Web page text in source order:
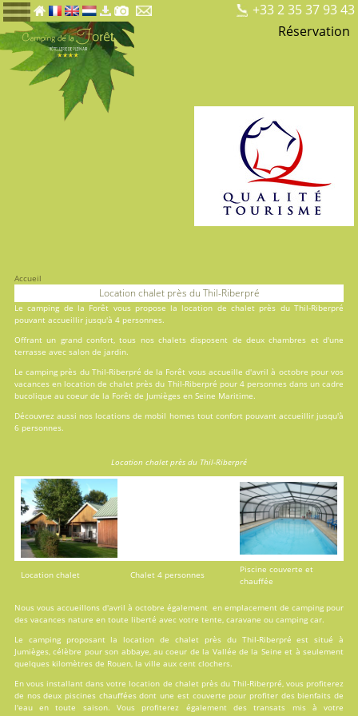
+33 2 35 37 93 43
Réservation
Accueil
Location chalet près du Thil-Riberpré
Lecamping de la Forêt vous propose la location de chalet près du Thil-Riberpré
pouvant accueillir jusqu'à 4 personnes.
Offrant un grand confort, tous nos chalets disposent de deux chambres et d'une
terrasse avec salon de jardin.
Le camping près du Thil-Riberpré de la Forêt vous accueille d'avril à octobre pour vos
vacances en location de chalet près du Thil-Riberpré pour 4 personnes dans un cadre
bucolique au coeur de la Forêt de Jumièges en Seine Maritime.
Découvrez aussi nos locations de mobil homestout confort pouvant accueillir jusqu'à
6 personnes.
Location chalet près du Thil-Riberpré
Location chalet Chalet 4 personnes
Piscine couverte et
chauffée
Nous vous accueillons d'avril à octobre également en emplacement de camping pour
des vacances nature en toute liberté avec votre tente, caravane ou camping car.
Le camping proposant la location de chalet près du Thil-Riberpré est situé à
Jumièges, célèbre pour son abbaye, au coeur de la Vallée de la Seine et à seulement
quelques kilomètres de Rouen, la ville aux cent clochers.
En vous installant dans votre location de chalet près du Thil-Riberpré, vous profiterez
de nos deux piscines chauffées dont une est couverte pour profiter des bienfaits de
l'eau en toute saison. Vous profiterez également des transats mis à votre